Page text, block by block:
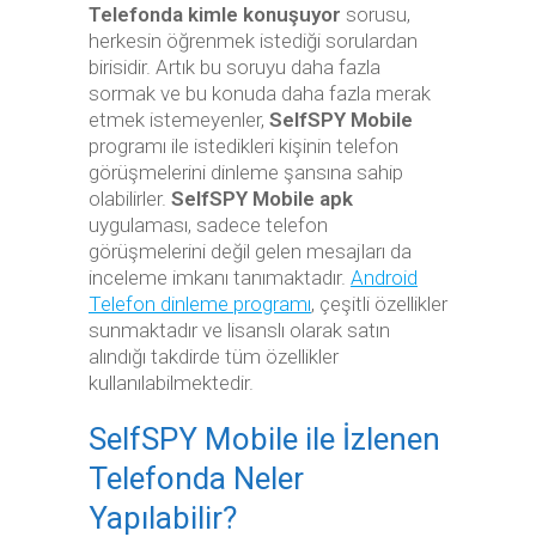
Telefonda kimle konuşuyor sorusu,
herkesin öğrenmek istediği sorulardan
birisidir. Artık bu soruyu daha fazla
sormak ve bu konuda daha fazla merak
etmek istemeyenler, SelfSPY Mobile
programı ile istedikleri kişinin telefon
görüşmelerini dinleme şansına sahip
olabilirler. SelfSPY Mobile apk
uygulaması, sadece telefon
görüşmelerini değil gelen mesajları da
inceleme imkanı tanımaktadır. Android
Telefon dinleme programı, çeşitli özellikler
sunmaktadır ve lisanslı olarak satın
alındığı takdirde tüm özellikler
kullanılabilmektedir.
SelfSPY Mobile ile İzlenen
Telefonda Neler
Yapılabilir?